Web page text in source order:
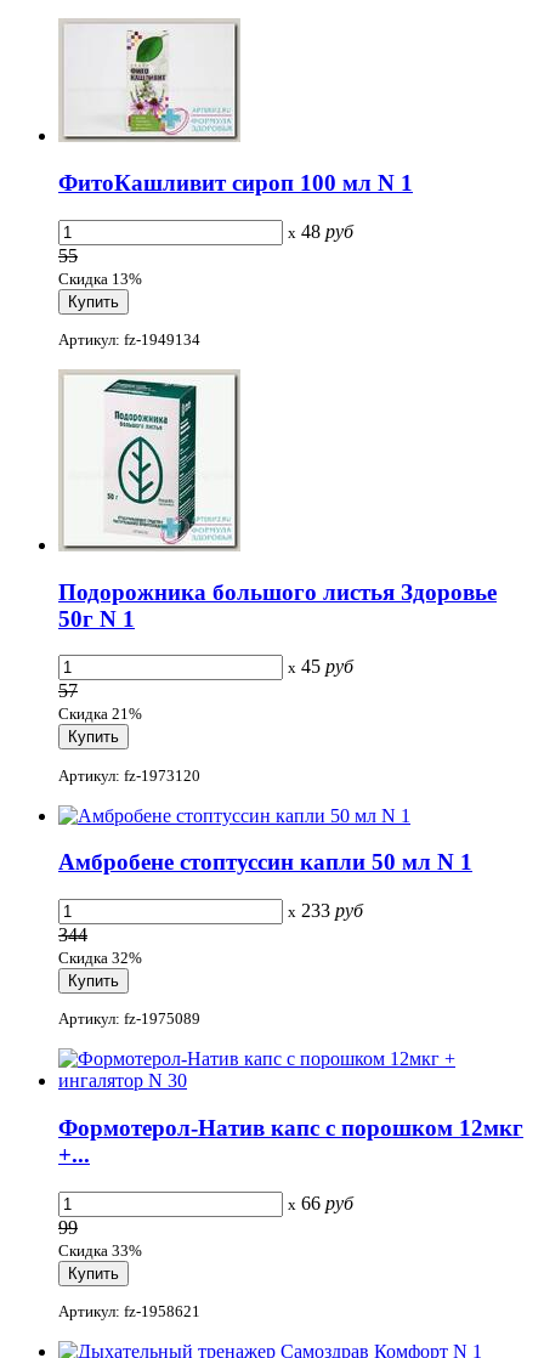
ФитоКашливит сироп 100 мл N 1
x 48 руб
55
Скидка 13%
Артикул: fz-1949134
Подорожника большого листья Здоровье
50г N 1
x 45 руб
57
Скидка 21%
Артикул: fz-1973120
Амбробене стоптуссин капли 50 мл N 1
x 233 руб
344
Скидка 32%
Артикул: fz-1975089
Формотерол-Натив капс с порошком 12мкг
+...
x 66 руб
99
Скидка 33%
Артикул: fz-1958621